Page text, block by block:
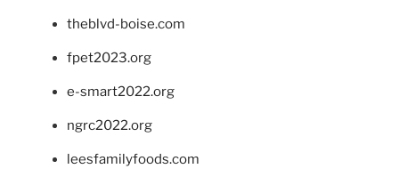
theblvd-boise.com
fpet2023.org
e-smart2022.org
ngrc2022.org
leesfamilyfoods.com